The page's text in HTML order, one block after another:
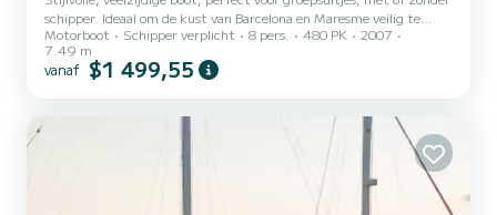
schipper. Ideaal om de kust van Barcelona en Maresme veilig te
verkennen. Ruim zonnedek, bimini-top, tafel, zoetwaterdouche,
Bluetooth-muzieksysteem en koelkast. Perfect voor vieringen,
uitstapjes of gewoon ontspannen varen!
Motorboot Schipper verplicht 8 pers. 480 PK
2007
7.49 m
vanaf $1 499,55